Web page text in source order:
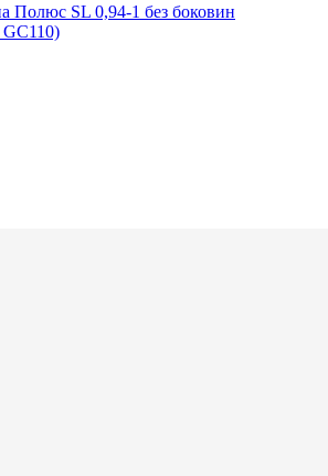
Полюс SL 0,94-1 без боковин